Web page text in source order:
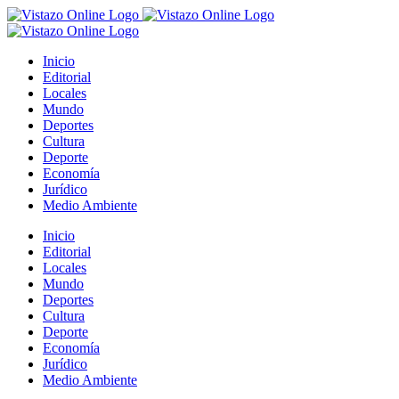
Saltar
al
Inicio
Editorial
Locales
Mundo
Deportes
Cultura
Deporte
Economía
Jurídico
Medio Ambiente
Inicio
Editorial
Locales
Mundo
Deportes
Cultura
Deporte
Economía
Jurídico
Medio Ambiente